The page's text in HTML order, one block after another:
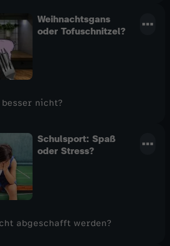
Weihnachtsgans
oder Tofuschnitzel?
nicht?
Schulsport: Spaß
oder Stress?
abgeschafft werden?